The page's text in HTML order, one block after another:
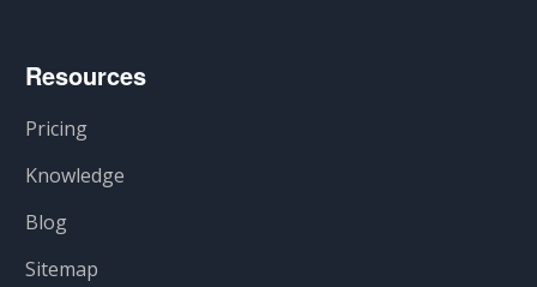
Resources
Pricing
Knowledge
Blog
Sitemap